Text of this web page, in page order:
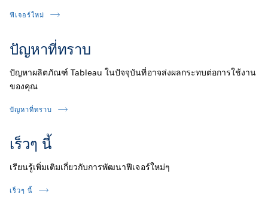
ฟีเจอร์ใหม่
ปัญหาที่ทราบ
ปัญหาผลิตภัณฑ์ Tableau ในปัจจุบันที่อาจส่งผลกระทบต่อการใช้งาน
ของคุณ
ปัญหาที่ทราบ
เร็วๆ นี้
เรียนรู้เพิ่มเติมเกี่ยวกับการพัฒนาฟีเจอร์ใหม่ๆ
เร็วๆ นี้